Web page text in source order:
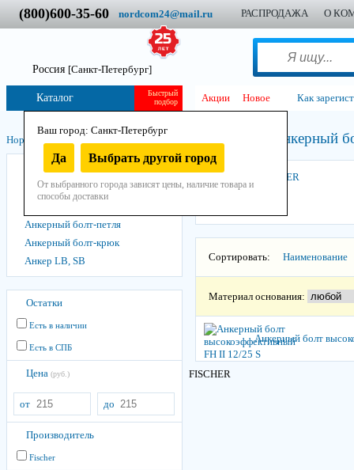
(800)600-35-60 nordcom24@mail.ru РАСПРОДАЖА О
Россия [Санкт-Петербург]
Ваш город: Санкт-Петербург
Да Выбрать другой город
От выбранного города зависят цены, наличие товара и
способы доставки
Быстрый
подбор
Каталог Акции Новое Как
Нордком Крепеж Анкер для высоких нагрузок Анкерный
Анкерная гильза
Анкерный болт
Анкерный болт-петля
Анкерный болт-крюк
Анкер LB, SB
Остатки
Есть в наличии
Есть в СПБ
Цена (руб.)
от до
Производитель
Fischer
FISCHER
Сортировать: Наименование
Материал основания:
Анкерный болт
FISCHER